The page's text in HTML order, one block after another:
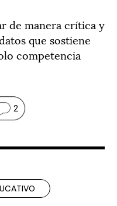
de manera crítica y
que sostiene
competencia
2